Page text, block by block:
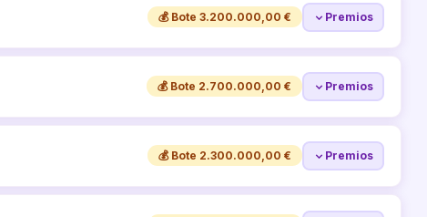
💰 Bote 3.200.000,00 € Premios
💰 Bote 2.700.000,00 € Premios
💰 Bote 2.300.000,00 € Premios